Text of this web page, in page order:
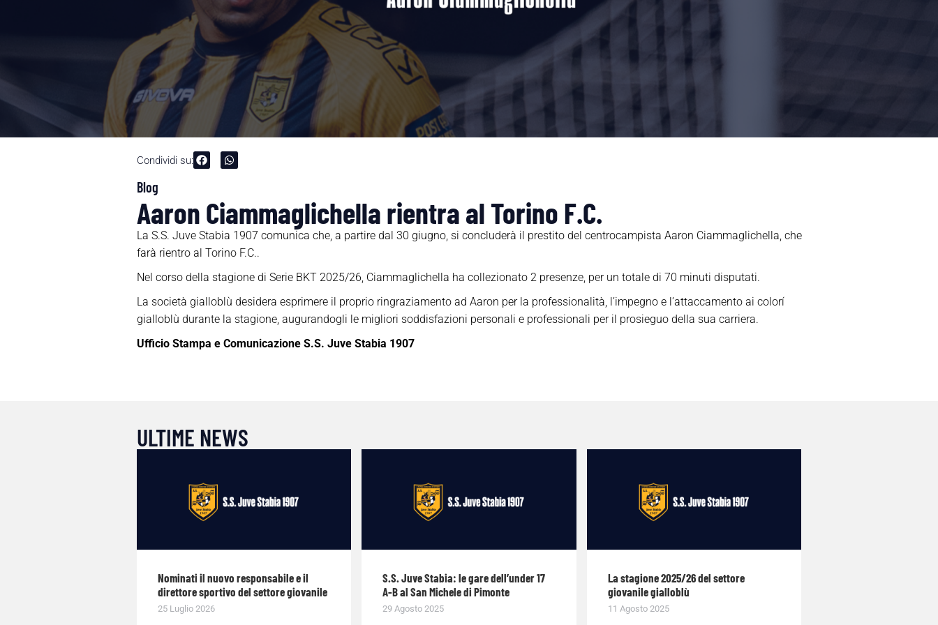
Condividi su:
Blog
Aaron Ciammaglichella rientra al Torino F.C.
La S.S. Juve Stabia 1907 comunica che, a partire dal 30 giugno, si concluderà il prestito del centrocampista Aaron Ciammaglichella, che
farà rientro al Torino F.C..
Nel corso della stagione di Serie BKT 2025/26, Ciammaglichella ha collezionato 2 presenze, per un totale di 70 minuti disputati.
La società gialloblù desidera esprimere il proprio ringraziamento ad Aaron per la professionalità, l’impegno e l’attaccamento ai colorí
gialloblù durante la stagione, augurandogli le migliori soddisfazioni personali e professionali per il prosieguo della sua carriera.
Ufficio Stampa e Comunicazione S.S. Juve Stabia 1907
ULTIME NEWS
Nominati il nuovo responsabile e il
direttore sportivo del settore giovanile
25 Luglio 2026
S.S. Juve Stabia: le gare dell’under 17
A-B al San Michele di Pimonte
29 Agosto 2025
La stagione 2025/26 del settore
giovanile gialloblù
11 Agosto 2025